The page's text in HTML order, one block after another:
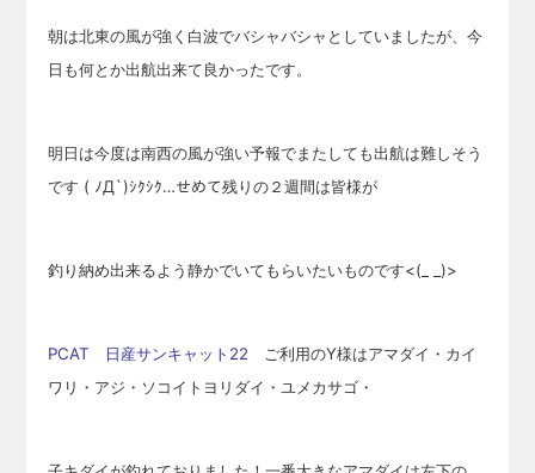
朝は北東の風が強く白波でバシャバシャとしていましたが、今
日も何とか出航出来て良かったです。
明日は今度は南西の風が強い予報でまたしても出航は難しそう
です ( ﾉД`)ｼｸｼｸ…せめて残りの２週間は皆様が
釣り納め出来るよう静かでいてもらいたいものです<(_ _)>
PCAT 日産サンキャット22
ご利用のY様はアマダイ・カイ
ワリ・アジ・ソコイトヨリダイ・ユメカサゴ・